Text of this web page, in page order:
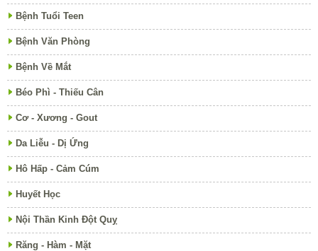
Bệnh Tuổi Teen
Bệnh Văn Phòng
Bệnh Về Mắt
Béo Phì - Thiếu Cân
Cơ - Xương - Gout
Da Liễu - Dị Ứng
Hô Hấp - Cảm Cúm
Huyết Học
Nội Thần Kinh Đột Quỵ
Răng - Hàm - Mặt